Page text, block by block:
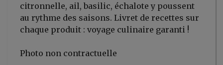
citronnelle, ail, basilic, échalote y poussent
au rythme des saisons. Livret de recettes sur
chaque produit : voyage culinaire garanti !
Photo non contractuelle